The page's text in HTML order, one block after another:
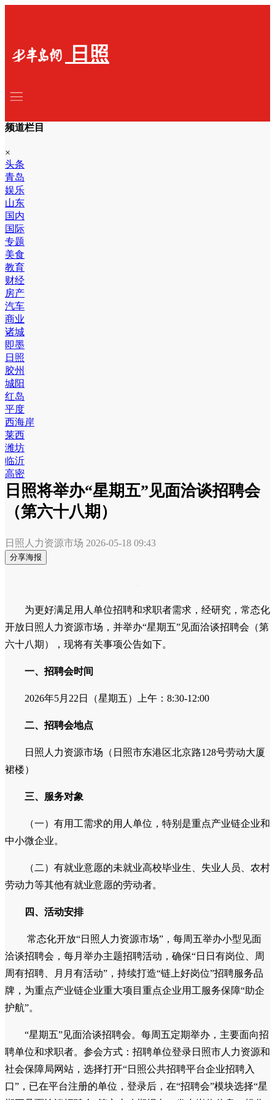
日照
频道栏目
×
头条
青岛
娱乐
山东
国内
国际
专题
美食
教育
财经
房产
汽车
商业
诸城
即墨
日照
胶州
城阳
红岛
平度
西海岸
莱西
潍坊
临沂
高密
日照将举办“星期五”见面洽谈招聘会
（第六十八期）
日照人力资源市场 2026-05-18 09:43
分享海报
为更好满足用人单位招聘和求职者需求，经研究，常态化
开放日照人力资源市场，并举办“星期五”见面洽谈招聘会（第
六十八期），现将有关事项公告如下。
一、招聘会时间
2026年5月22日（星期五）上午：8:30-12:00
二、招聘会地点
日照人力资源市场（日照市东港区北京路128号劳动大厦
裙楼）
三、服务对象
（一）有用工需求的用人单位，特别是重点产业链企业和
中小微企业。
（二）有就业意愿的未就业高校毕业生、失业人员、农村
劳动力等其他有就业意愿的劳动者。
四、活动安排
常态化开放“日照人力资源市场”，每周五举办小型见面
洽谈招聘会，每月举办主题招聘活动，确保“日日有岗位、周
周有招聘、月月有活动”，持续打造“链上好岗位”招聘服务品
牌，为重点产业链企业重大项目重点企业用工服务保障“助企
护航”。
“星期五”见面洽谈招聘会。每周五定期举办，主要面向招
聘单位和求职者。参会方式：招聘单位登录日照市人力资源和
社会保障局网站，选择打开“日照公共招聘平台企业招聘入
口”，已在平台注册的单位，登录后，在“招聘会”模块选择“星